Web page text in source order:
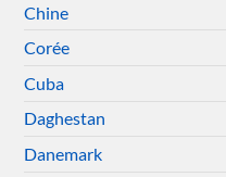
Chine
Corée
Cuba
Daghestan
Danemark